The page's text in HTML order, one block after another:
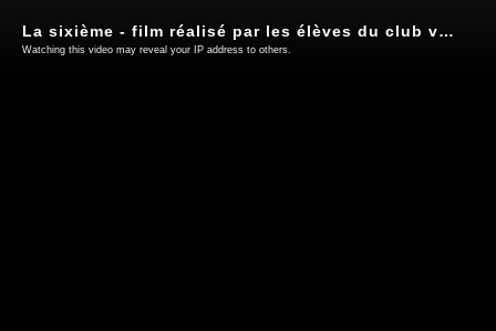
La sixième - film réalisé par les élèves du club vidéo 2024-2025
Watching this video may reveal your IP address to others.